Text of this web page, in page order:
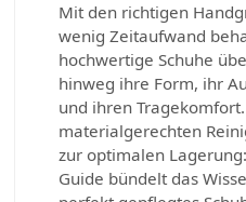
Mit den richtigen
wenig Zeitaufwand
hochwertige Schuhe
hinweg ihre Form, ihr
und ihren
materialgerechten
zur optimalen
Guide bündelt das